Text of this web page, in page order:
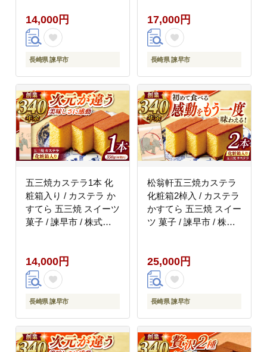
松翁軒 [AHCT001]
14,000円
長崎県 諫早市
茶 抹茶カステラ スイー
ツ 菓子 / 諫早市 / 株式
会社松翁軒 [AHCT002]
17,000円
長崎県 諫早市
五三焼カステラ1本 化
粧箱入り / カステラ か
すてら 五三焼 スイーツ
菓子 / 諫早市 / 株式会
14,000円
長崎県 諫早市
松翁軒五三焼カステラ
化粧箱2棹入 / カステラ
かすてら 五三焼 スイー
ツ 菓子 / 諫早市 / 株式
25,000円
長崎県 諫早市